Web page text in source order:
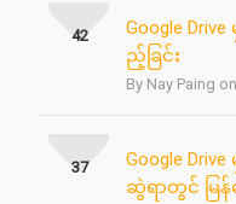
Google
ည့်ခြင်း
By Nay Paing
42
Google Drive
ဆွဲရာတွင် မြန်
37